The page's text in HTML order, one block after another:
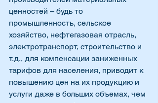
ценностей – будь то
промышленность, сельское
хозяйство, нефтегазовая отрасль,
электротранспорт, строительство и
т.д., для компенсации заниженных
тарифов для населения, приводит к
повышению цен на их продукцию и
услуги даже в больших объемах, чем